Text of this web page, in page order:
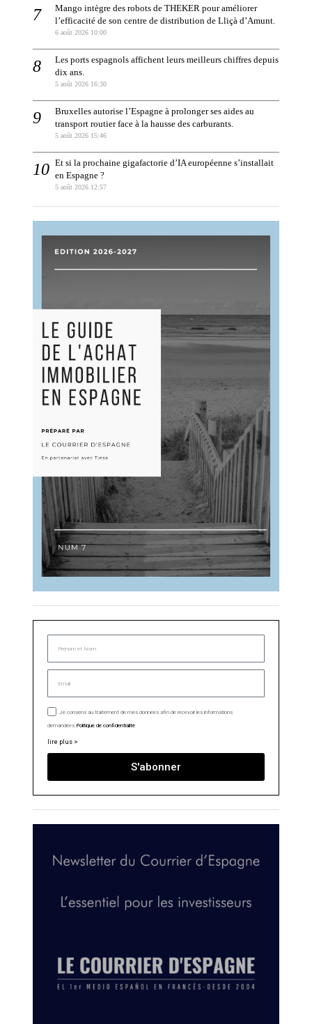
Mango intègre des robots de THEKER pour améliorer
l’efficacité de son centre de distribution de Lliçà d’Amunt.
6 août 2026 10:00
Les ports espagnols affichent leurs meilleurs chiffres depuis
dix ans.
5 août 2026 16:30
Bruxelles autorise l’Espagne à prolonger ses aides au
transport routier face à la hausse des carburants.
5 août 2026 15:46
Et si la prochaine gigafactorie d’IA européenne s’installait
en Espagne ?
5 août 2026 12:57
Je consens au traitement de mes données afin de recevoir les informations
demandées.Politique de confidentialité
lire plus >
S'abonner